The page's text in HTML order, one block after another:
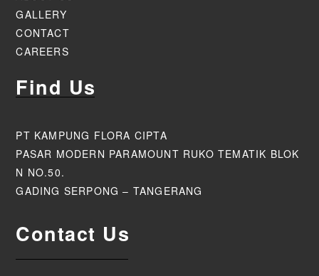
GALLERY
CONTACT
CAREERS
Find Us
PT KAMPUNG FLORA CIPTA
PASAR MODERN PARAMOUNT RUKO TEMATIK BLOK
N NO.50.
GADING SERPONG – TANGERANG
Contact Us